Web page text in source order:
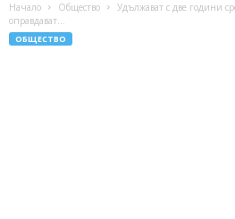
Начало Общество
Удължават с две години
оправдават...
ОБЩЕСТВО